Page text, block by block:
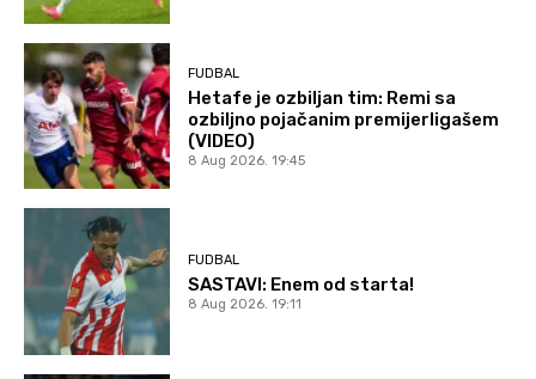
FUDBAL
Hetafe je ozbiljan tim: Remi sa
ozbiljno pojačanim premijerligašem
(VIDEO)
8 Aug 2026. 19:45
FUDBAL
SASTAVI: Enem od starta!
8 Aug 2026. 19:11